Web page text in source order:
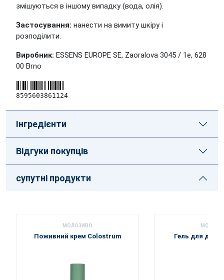
змішуються в іншому випадку (вода, олія).
Застосування: нанести на вимиту шкіру і
розподілити.
Виробник: ESSENS EUROPE SE, Zaoralova 3045 / 1e, 628
00 Brno
8595603861124
Інгредієнти
Відгуки покупців
супутні продукти
МОЛОЗИВО
Поживний крем Colostrum Гель для